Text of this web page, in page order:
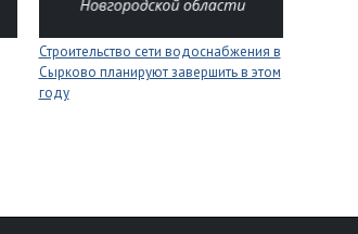
Строительство сети водоснабжения в
Сырково планируют завершить в этом
году